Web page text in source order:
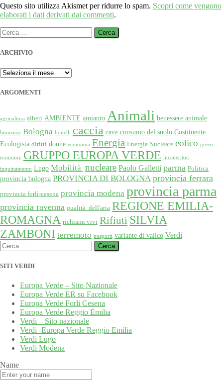
Questo sito utilizza Akismet per ridurre lo spam. Scopri come vengono
elaborati i dati derivati dai commenti.
Ricerca
per:
ARCHIVIO
ARCHIVIO
ARGOMENTI
agricoltura alberi AMBIENTE amianto Animali benessere animale
biomasse Bologna bonelli caccia cave consumo del suolo Costituente
Ecologista diritti donne economia Energia Energia Nucleare eolico green
economy GRUPPO EUROPA VERDE inceneritori
inquinamento Lugo Mobilità nucleare Paolo Galletti parma Politica
provincia bologna PROVINCIA DI BOLOGNA provincia ferrara
provincia forlì-cesena provincia modena provincia parma
provincia ravenna qualità dell'aria REGIONE EMILIA-
ROMAGNA richiami vivi Rifiuti SILVIA
ZAMBONI terremoto trasporti variante di valico Verdi
Ricerca
per:
SITI VERDI
Europa Verde – Sito Nazionale
Europa Verde ER su Facebook
Europa Verde Forli Cesena
Europa Verde Reggio Emilia
Verdi – Sito nazionale
Verdi -Europa Verde Reggio Emilia
Verdi Lugo
Verdi Modena
Name